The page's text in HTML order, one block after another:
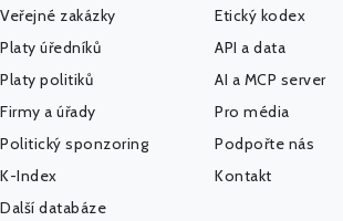
Veřejné zakázky
Platy úředníků
Platy politiků
Firmy a úřady
Politický sponzoring
K-Index
Další databáze
Etický kodex
API a data
AI a MCP server
Pro média
Podpořte nás
Kontakt